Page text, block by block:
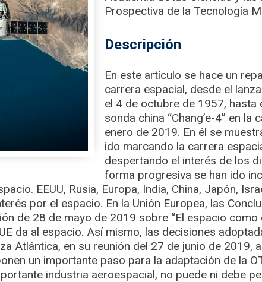
Prospectiva de la Tecnología
Descripción
En este artículo se hace un
carrera espacial, desde el
el 4 de octubre de 1957, hasta
sonda china “Chang’e-4” en
enero de 2019. En él se
ido marcando la carrera
despertando el interés de los
forma progresiva se han ido
EEUU, Rusia, Europa, India, China, Japón,
por el espacio. En la Unión Europea, las
de 28 de mayo de 2019 sobre “El espacio como
da al espacio. Así mismo, las decisiones
Atlántica, en su reunión del 27 de junio de 2019,
un importante paso para la adaptación de la
industria aeroespacial, no puede ni debe